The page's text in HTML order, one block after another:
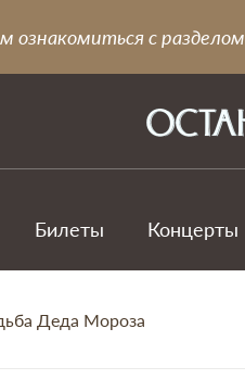
ознакомиться с разделом
Билеты Концерты
Деда Мороза